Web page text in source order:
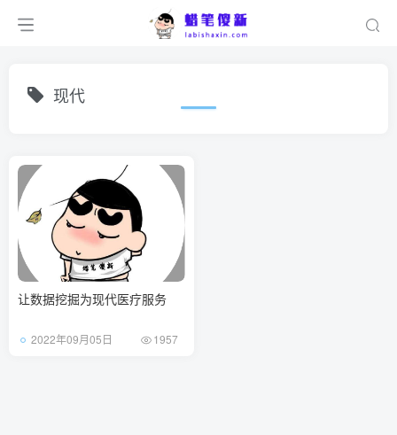
现代
让数据挖掘为现代医疗服务
2022年09月05日 1957